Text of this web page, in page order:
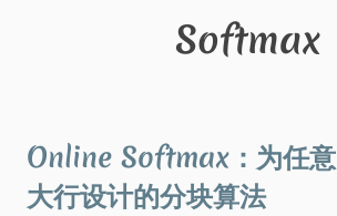
分类
Softmax
Online Softmax：为任意
大行设计的分块算法